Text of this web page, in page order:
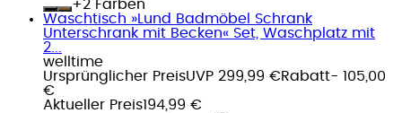
+
Farben
Waschtisch »Lund Badmöbel Schrank
Unterschrank mit Becken« Set, Waschplatz mit
2...
welltime
Ursprünglicher PreisUVP 299,99 €Rabatt- 105,00
€
Aktueller Preis194,99 €